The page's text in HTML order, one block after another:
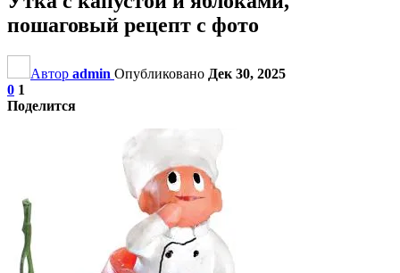
пошаговый рецепт с фото
Автор admin Опубликовано Дек 30, 2025
0 1
Поделится